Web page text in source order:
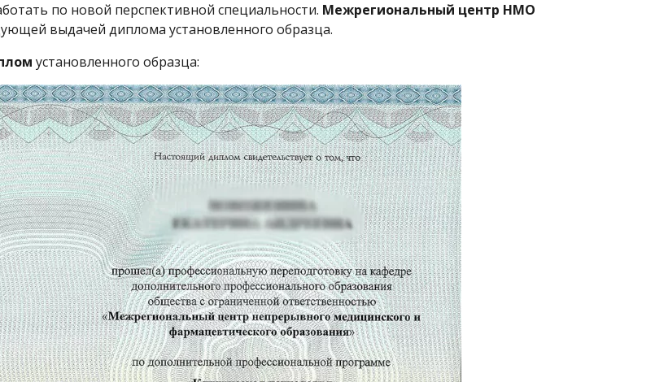
по новой перспективной специальности. Межрегиональный центр НМО
выдачей диплома установленного образца.
установленного образца: